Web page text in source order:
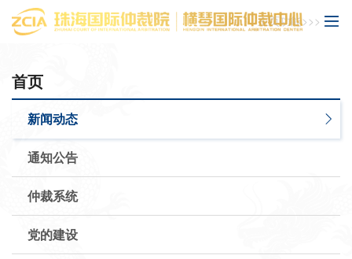
主页功能>>>
首页
新闻动态
通知公告
仲裁系统
党的建设